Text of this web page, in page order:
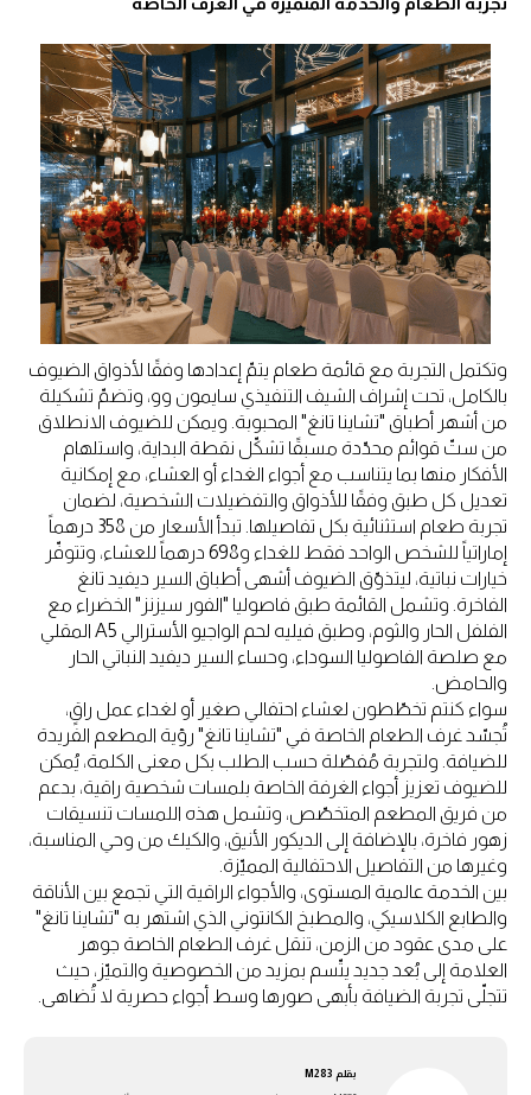
وتكتمل التجربة مع قائمة طعام يتمّ إعدادها وفقًا لأذواق الضيوف
بالكامل، تحت إشراف الشيف التنفيذي سايمون وو، وتضمّ تشكيلة
من أشهر أطباق "تشاينا تانغ" المحبوبة. ويمكن للضيوف الانطلاق
من ستّ قوائم محدّدة مسبقًا تشكّل نقطة البداية، واستلهام
الأفكار منها بما يتناسب مع أجواء الغداء أو العشاء، مع إمكانية
تعديل كل طبق وفقًا للأذواق والتفضيلات الشخصية، لضمان
تجربة طعام استثنائية بكل تفاصيلها. تبدأ الأسعار من 358 درهماً
إماراتياً للشخص الواحد فقط للغداء و698 درهماً للعشاء، وتتوفّر
خيارات نباتية، ليتذوّق الضيوف أشهى أطباق السير ديفيد تانغ
الفاخرة. وتشمل القائمة طبق فاصوليا "الفور سيزنز" الخضراء مع
الفلفل الحار والثوم، وطبق فيليه لحم الواجيو الأسترالي A5 المقلي
مع صلصة الفاصوليا السوداء، وحساء السير ديفيد النباتي الحار
والحامض.
سواء كنتم تخطّطون لعشاء احتفالي صغير أو لغداء عمل راقٍ،
تُجسّد غرف الطعام الخاصة في "تشاينا تانغ" رؤية المطعم الفريدة
للضيافة. ولتجربة مُفصّلة حسب الطلب بكل معنى الكلمة، يُمكن
للضيوف تعزيز أجواء الغرفة الخاصة بلمسات شخصية راقية، بدعم
من فريق المطعم المتخصّص، وتشمل هذه اللمسات تنسيقات
زهور فاخرة، بالإضافة إلى الديكور الأنيق، والكيك من وحي المناسبة،
وغيرها من التفاصيل الاحتفالية المميّزة.
بين الخدمة عالمية المستوى، والأجواء الراقية التي تجمع بين الأناقة
والطابع الكلاسيكي، والمطبخ الكانتوني الذي اشتهر به "تشاينا تانغ"
على مدى عقود من الزمن، تنقل غرف الطعام الخاصة جوهر
العلامة إلى بُعد جديد يتّسم بمزيد من الخصوصية والتميّز، حيث
تتجلّى تجربة الضيافة بأبهى صورها وسط أجواء حصرية لا تُضاهى.
بقلم M283